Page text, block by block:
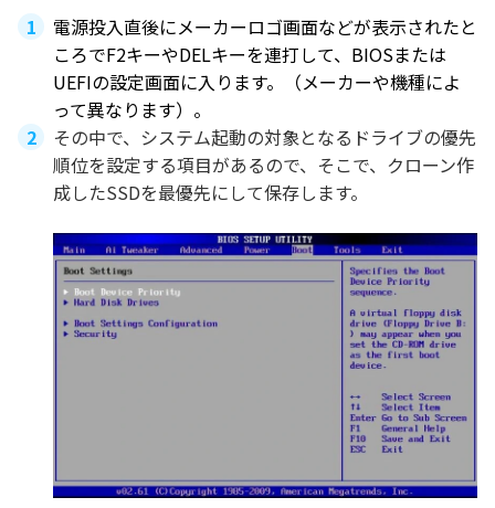
電源投入直後にメーカーロゴ画面などが表示されたと
ころでF2キーやDELキーを連打して、BIOSまたは
UEFIの設定画面に入ります。（メーカーや機種によ
って異なります）。
その中で、システム起動の対象となるドライブの優先
順位を設定する項目があるので、そこで、クローン作
成したSSDを最優先にして保存します。